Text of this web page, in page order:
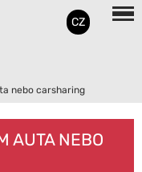
CZ
nebo carsharing
AUTA NEBO